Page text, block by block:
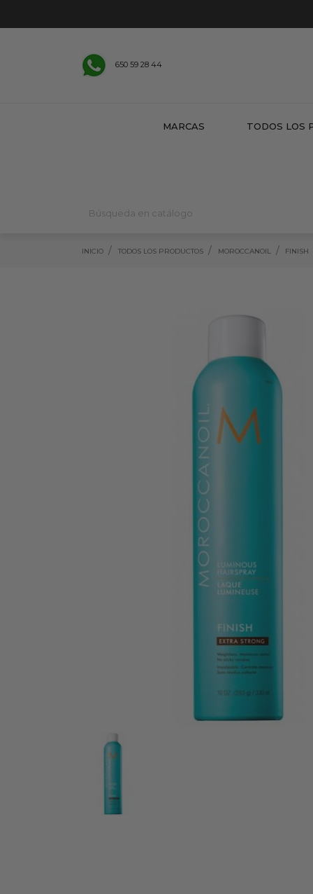
650 59 28 44
MARCAS TODOS LOS
INICIO TODOS LOS PRODUCTOS MOROCCANOIL FINISH